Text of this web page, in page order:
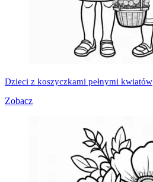
Dzieci z koszyczkami pełnymi kwiatów
Zobacz